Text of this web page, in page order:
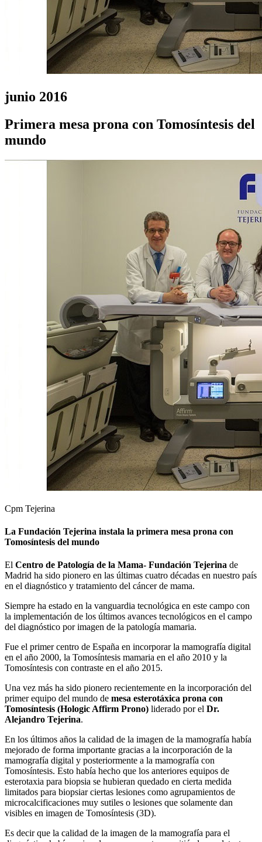
junio 2016
Primera mesa prona con Tomosíntesis del
mundo
Cpm Tejerina
La Fundación Tejerina instala la primera mesa prona con
Tomosíntesis del mundo
El Centro de Patología de la Mama- Fundación Tejerina de
Madrid ha sido pionero en las últimas cuatro décadas en nuestro país
en el diagnóstico y tratamiento del cáncer de mama.
Siempre ha estado en la vanguardia tecnológica en este campo con
la implementación de los últimos avances tecnológicos en el campo
del diagnóstico por imagen de la patología mamaria.
Fue el primer centro de España en incorporar la mamografía digital
en el año 2000, la Tomosíntesis mamaria en el año 2010 y la
Tomosíntesis con contraste en el año 2015.
Una vez más ha sido pionero recientemente en la incorporación del
primer equipo del mundo de mesa esterotáxica prona con
Tomosíntesis (Hologic Affirm Prono) liderado por el Dr.
Alejandro Tejerina.
En los últimos años la calidad de la imagen de la mamografía había
mejorado de forma importante gracias a la incorporación de la
mamografía digital y posteriormente a la mamografía con
Tomosíntesis. Esto había hecho que los anteriores equipos de
esterotaxia para biopsia se hubieran quedado en cierta medida
limitados para biopsiar ciertas lesiones como agrupamientos de
microcalcificaciones muy sutiles o lesiones que solamente dan
visibles en imagen de Tomosíntesis (3D).
Es decir que la calidad de la imagen de la mamografía para el